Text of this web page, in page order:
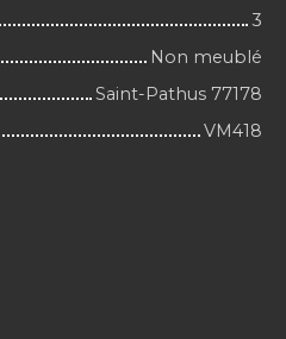
3
Non meublé
Saint-Pathus 77178
VM418